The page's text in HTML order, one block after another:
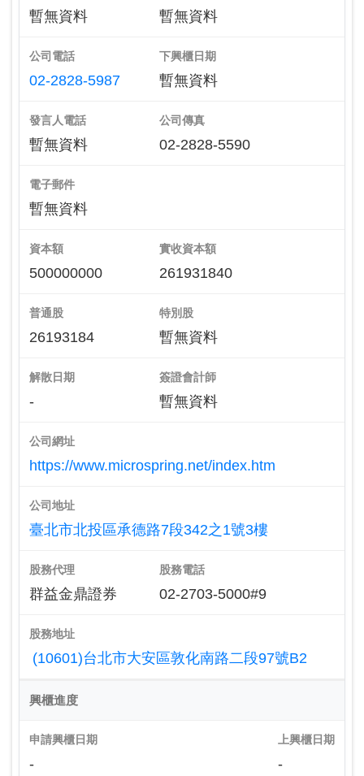
暫無資料 暫無資料
公司電話
02-2828-5987
下興櫃日期
暫無資料
發言人電話
暫無資料
公司傳真
02-2828-5590
電子郵件
暫無資料
資本額
500000000
實收資本額
261931840
普通股
26193184
特別股
暫無資料
解散日期
-
簽證會計師
暫無資料
公司網址
https://www.microspring.net/index.htm
公司地址
臺北市北投區承德路7段342之1號3樓
股務代理
群益金鼎證券
股務電話
02-2703-5000#9
股務地址
(10601)台北市大安區敦化南路二段97號B2
興櫃進度
申請興櫃日期
-
上興櫃日期
-